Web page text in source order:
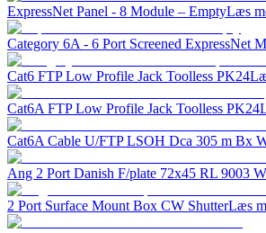
ExpressNet Panel - 8 Module – EmptyLæs
Category 6A - 6 Port Screened ExpressNet
Cat6 FTP Low Profile Jack Toolless PK24
Cat6A FTP Low Profile Jack Toolless PK24
Cat6A Cable U/FTP LSOH Dca 305 m Bx
Ang 2 Port Danish F/plate 72x45 RL 9003
2 Port Surface Mount Box CW ShutterLæs